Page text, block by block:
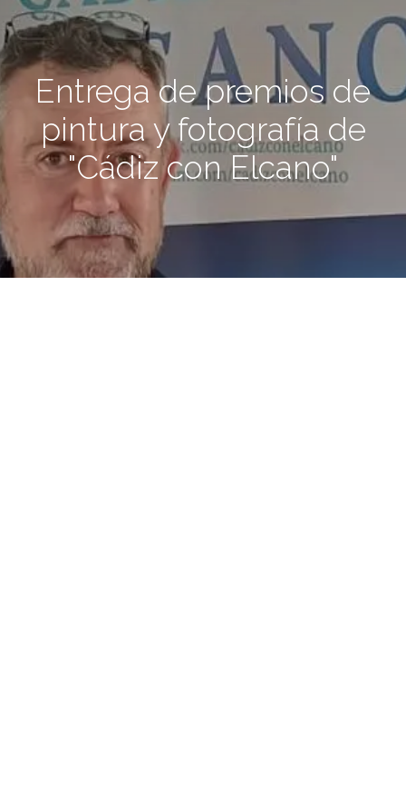
Entrega de premios de
pintura y fotografía de
"Cádiz con Elcano"